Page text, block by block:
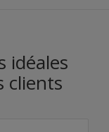
idéales
clients